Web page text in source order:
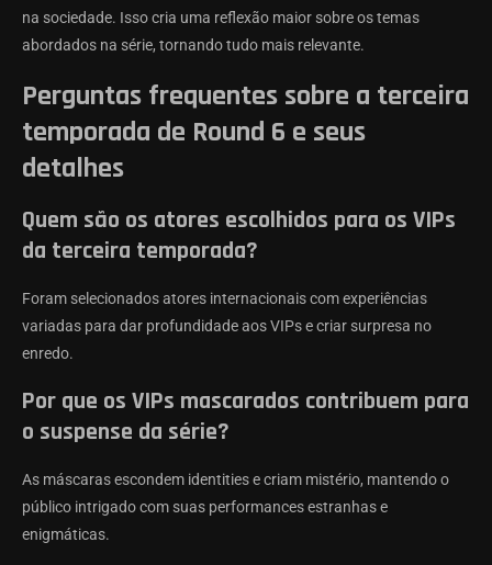
na sociedade. Isso cria uma reflexão maior sobre os temas
abordados na série, tornando tudo mais relevante.
Perguntas frequentes sobre a terceira
temporada de Round 6 e seus
detalhes
Quem são os atores escolhidos para os VIPs
da terceira temporada?
Foram selecionados atores internacionais com experiências
variadas para dar profundidade aos VIPs e criar surpresa no
enredo.
Por que os VIPs mascarados contribuem para
o suspense da série?
As máscaras escondem identities e criam mistério, mantendo o
público intrigado com suas performances estranhas e
enigmáticas.